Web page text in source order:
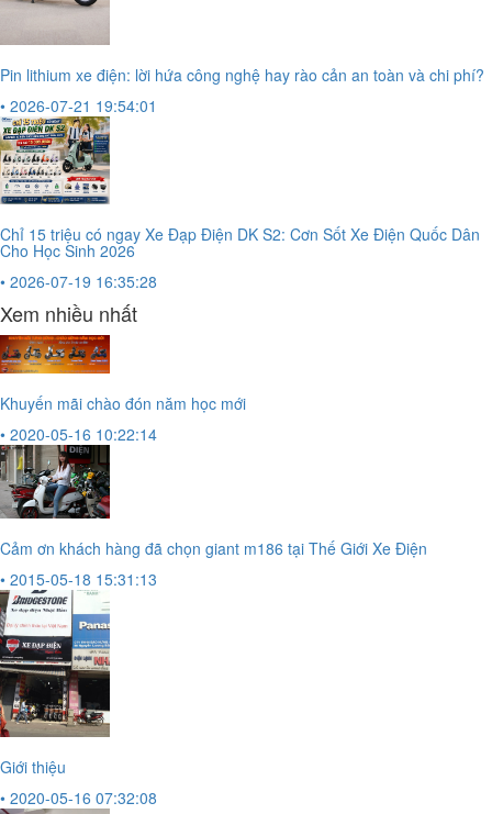
Pin lithium xe điện: lời hứa công nghệ hay rào cản an toàn và chi phí?
• 2026-07-21 19:54:01
Chỉ 15 triệu có ngay Xe Đạp Điện DK S2: Cơn Sốt Xe Điện Quốc Dân
Cho Học Sinh 2026
• 2026-07-19 16:35:28
Xem nhiều nhất
Khuyến mãi chào đón năm học mới
• 2020-05-16 10:22:14
Cảm ơn khách hàng đã chọn giant m186 tại Thế Giới Xe Điện
• 2015-05-18 15:31:13
Giới thiệu
• 2020-05-16 07:32:08